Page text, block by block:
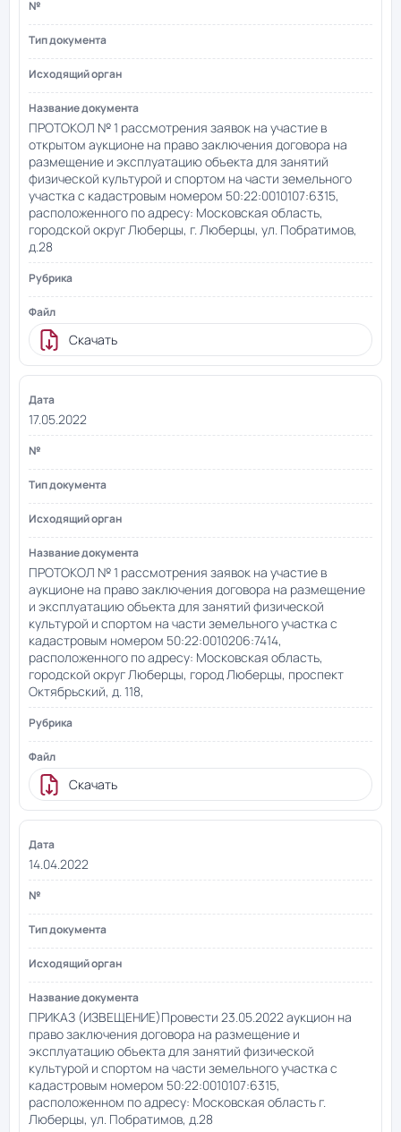
ПРОТОКОЛ № 1 рассмотрения заявок на участие в
открытом аукционе на право заключения договора на
размещение и эксплуатацию объекта для занятий
физической культурой и спортом на части земельного
участка с кадастровым номером 50:22:0010107:6315,
расположенного по адресу: Московская область,
городской округ Люберцы, г. Люберцы, ул. Побратимов,
д.28
Скачать
17.05.2022
ПРОТОКОЛ № 1 рассмотрения заявок на участие в
аукционе на право заключения договора на размещение
и эксплуатацию объекта для занятий физической
культурой и спортом на части земельного участка с
кадастровым номером 50:22:0010206:7414,
расположенного по адресу: Московская область,
городской округ Люберцы, город Люберцы, проспект
Октябрьский, д. 118,
Скачать
14.04.2022
ПРИКАЗ (ИЗВЕЩЕНИЕ)Провести 23.05.2022 аукцион на
право заключения договора на размещение и
эксплуатацию объекта для занятий физической
культурой и спортом на части земельного участка с
кадастровым номером 50:22:0010107:6315,
расположенном по адресу: Московская область г.
Люберцы, ул. Побратимов, д.28